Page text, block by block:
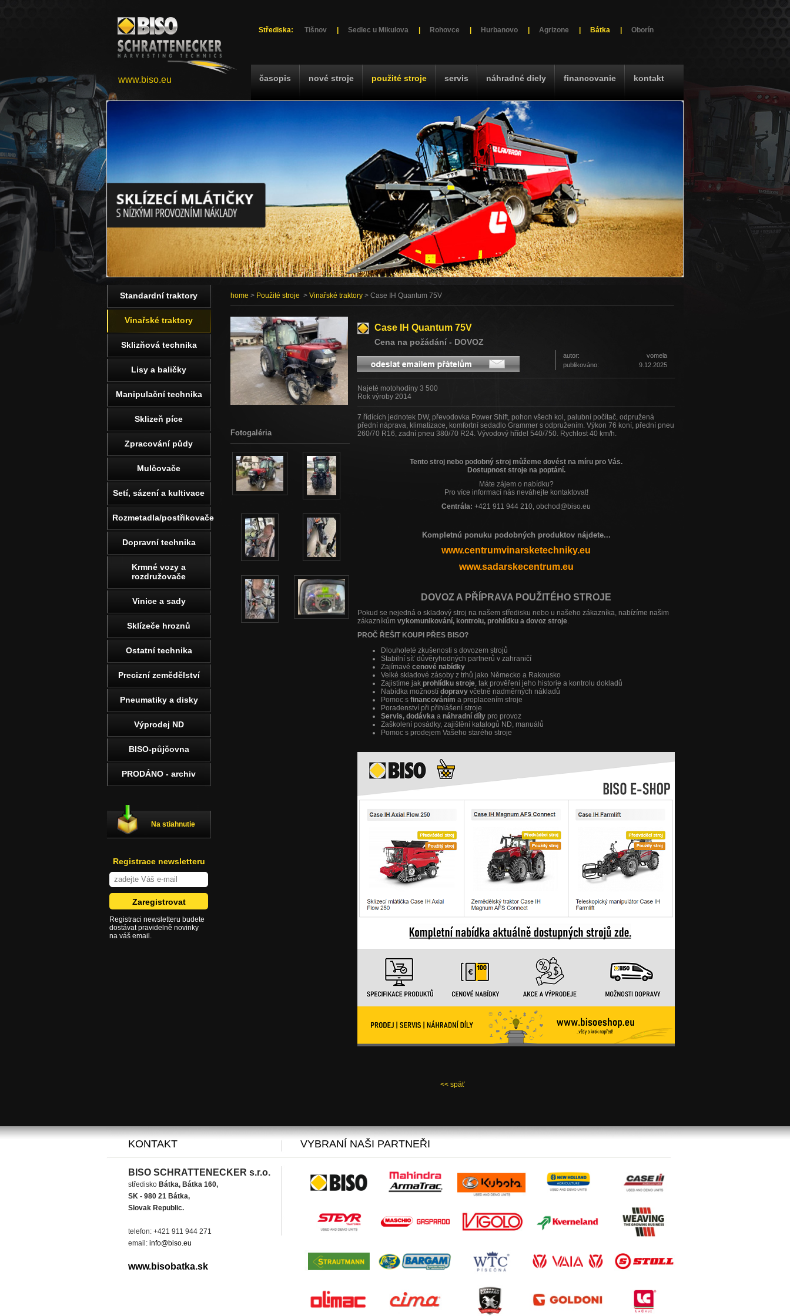
Střediska: Tišnov Sedlec u Mikulova Rohovce Hurbanovo Agrizone Bátka Oborín
časopis nové stroje použité stroje servis náhradné diely financovanie kontakt
www.biso.eu
home > Použité stroje > Vinařské traktory > Case IH Quantum 75V
Case IH Quantum 75V
Cena na požádání - DOVOZ
autor:
vomela
publikováno:
9.12.2025
Najeté motohodiny 3 500
Rok výroby 2014
7 řídících jednotek DW, převodovka Power Shift, pohon všech kol, palubní počítač, odpružená
přední náprava, klimatizace, komfortní sedadlo Grammer s odpružením. Výkon 76 koní, přední pneu
260/70 R16, zadní pneu 380/70 R24. Vývodový hřídel 540/750. Rychlost 40 km/h.
Tento stroj nebo podobný stroj můžeme dovést na míru pro Vás.
Dostupnost stroje na poptání.
Máte zájem o nabídku?
Pro více informací nás neváhejte kontaktovat!
Centrála: +421 911 944 210, obchod@biso.eu
Kompletnú ponuku podobných produktov nájdete...
www.centrumvinarsketechniky.eu
www.sadarskecentrum.eu
DOVOZ A PŘÍPRAVA POUŽITÉHO STROJE
Pokud se nejedná o skladový stroj na našem středisku nebo u našeho zákazníka, nabízíme našim
zákazníkům vykomunikování, kontrolu, prohlídku a dovoz stroje.
PROČ ŘEŠIT KOUPI PŘES BISO?
Dlouholeté zkušenosti s dovozem strojů
Stabilní síť důvěryhodných partnerů v zahraničí
Zajímavé cenové nabídky
Velké skladové zásoby z trhů jako Německo a Rakousko
Zajistíme jak prohlídku stroje, tak prověření jeho historie a kontrolu dokladů
Nabídka možností dopravy včetně nadměrných nákladů
Pomoc s financováním a proplacením stroje
Poradenství při přihlášení stroje
Servis, dodávka a náhradní díly pro provoz
Zaškolení posádky, zajištění katalogů ND, manuálů
Pomoc s prodejem Vašeho starého stroje
Fotogaléria
<< späť
Standardní traktory
Vinařské traktory
Sklizňová technika
Lisy a baličky
Manipulační technika
Sklizeň píce
Zpracování půdy
Mulčovače
Setí, sázení a kultivace
Rozmetadla/postřikovače
Dopravní technika
Krmné vozy a
rozdružovače
Vinice a sady
Sklízeče hroznů
Ostatní technika
Precizní zemědělství
Pneumatiky a disky
Výprodej ND
BISO-půjčovna
PRODÁNO - archiv
Na stiahnutie
Registrace newsletteru
Registraci newsletteru budete
dostávat pravidelně novinky
na váš email.
KONTAKT
BISO SCHRATTENECKER s.r.o.
středisko Bátka, Bátka 160,
SK - 980 21 Bátka,
Slovak Republic.
telefon: +421 911 944 271
email: info@biso.eu
www.bisobatka.sk
VYBRANÍ NAŠI PARTNEŘI